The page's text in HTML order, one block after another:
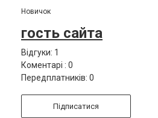
Новичок
гость сайта
Відгуки: 1
Коментарі : 0
Передплатників: 0
Підписатися